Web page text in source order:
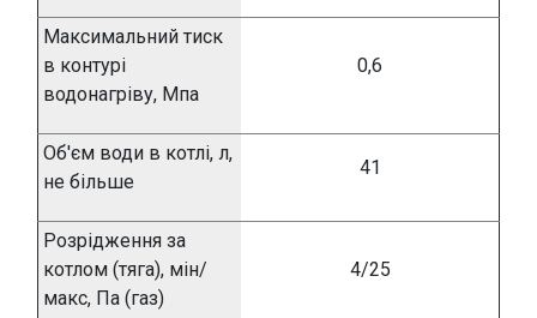
Максимальний тиск
в контурі
водонагріву, Мпа
0,6
Об'єм води в котлі, л,
не більше
41
Розрідження за
котлом (тяга), мін/
макс, Па (газ)
4/25